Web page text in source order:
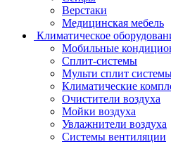
Верстаки
Медицинская мебель
Климатическое
Мобильные
Сплит-системы
Мульти сплит
Климатические
Очистители воздуха
Мойки воздуха
Увлажнители воздуха
Системы вентиляции